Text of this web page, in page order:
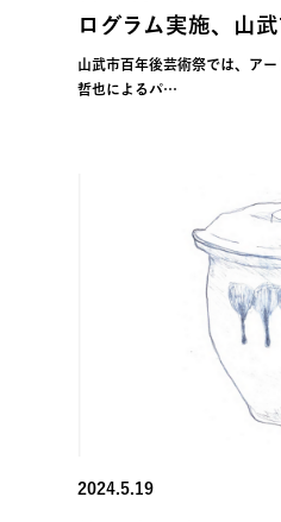
ログラム実施、山
山武市百年後芸術祭では、ア
哲也によるパ…
2024.5.19